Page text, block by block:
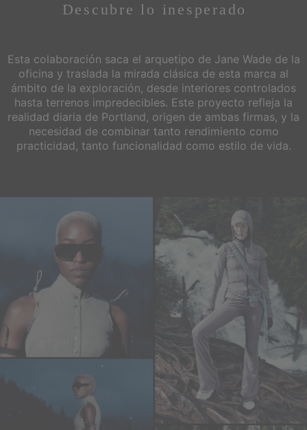
Descubre lo inesperado
Esta colaboración saca el arquetipo de Jane Wade de la
oficina y traslada la mirada clásica de esta marca al
ámbito de la exploración, desde interiores controlados
hasta terrenos impredecibles. Este proyecto refleja la
realidad diaria de Portland, origen de ambas firmas, y la
necesidad de combinar tanto rendimiento como
practicidad, tanto funcionalidad como estilo de vida.